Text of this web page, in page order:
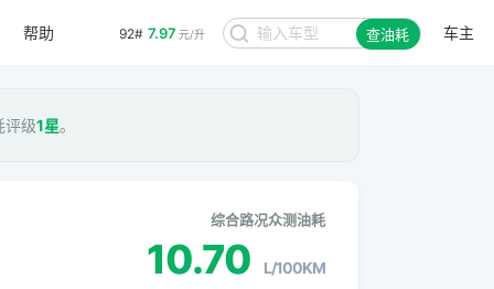
92# 7.97 元/升 查油耗 车主
帮助
评级1星。
综合路况众测油耗
10.70 L/100KM